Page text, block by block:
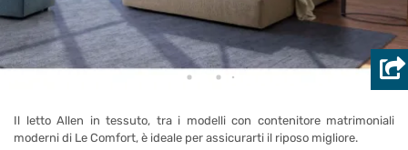
Il letto Allen in tessuto, tra i modelli con contenitore matrimoniali
moderni di Le Comfort, è ideale per assicurarti il riposo migliore.